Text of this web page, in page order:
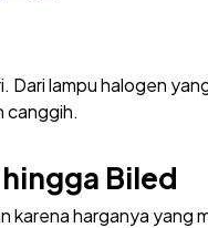
lampu halogen
canggih.
Biled
karena harganya yang